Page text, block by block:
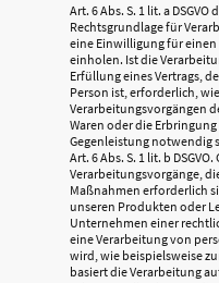
Art. 6 Abs. S. 1 lit. a
Rechtsgrundlage für
eine Einwilligung für
einholen. Ist die
Erfüllung eines Vertrags,
Person ist, erforderlich,
Verarbeitungsvorgängen
Waren oder die
Gegenleistung notwendig
Art. 6 Abs. S. 1 lit. b
Verarbeitungsvorgänge,
Maßnahmen erforderlich
unseren Produkten oder
Unternehmen einer
eine Verarbeitung von
wird, wie beispielsweise
basiert die Verarbeitung auf